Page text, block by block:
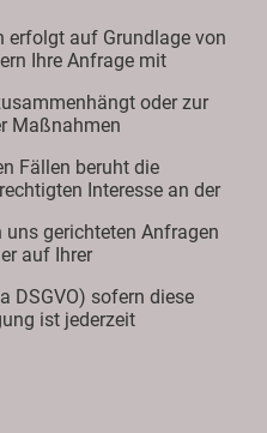
erfolgt auf Grundlage von
Ihre Anfrage mit
oder zur
Maßnahmen
Fällen beruht die
Interesse an der
gerichteten Anfragen
auf Ihrer
DSGVO) sofern diese
ist jederzeit